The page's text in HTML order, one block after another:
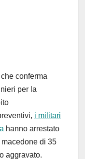
conferma
per la
i militari
hanno arrestato
di 35
aggravato.